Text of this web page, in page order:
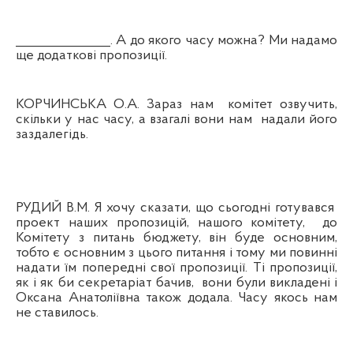
_______________. А до якого часу можна? Ми надамо
ще додаткові пропозиції.
КОРЧИНСЬКА О.А. Зараз нам
комітет озвучить,
скільки у нас часу, а взагалі вони нам
надали його
заздалегідь.
РУДИЙ В.М. Я хочу сказати, що сьогодні готувався
проект наших пропозицій, нашого комітету,
до
Комітету з питань бюджету, він буде основним,
тобто є основним з цього питання і тому ми повинні
надати їм попередні свої пропозиції. Ті пропозиції,
як і як би секретаріат бачив,
вони були викладені і
Оксана Анатоліївна також додала. Часу якось нам
не ставилось.